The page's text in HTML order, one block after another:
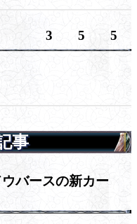
3 5 5
事
バースの新カー